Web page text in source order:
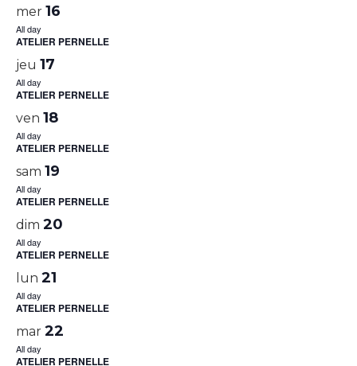
mer 16
All day
ATELIER PERNELLE
jeu 17
All day
ATELIER PERNELLE
ven 18
All day
ATELIER PERNELLE
sam 19
All day
ATELIER PERNELLE
dim 20
All day
ATELIER PERNELLE
lun 21
All day
ATELIER PERNELLE
mar 22
All day
ATELIER PERNELLE